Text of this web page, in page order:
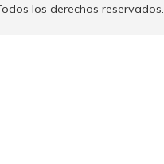
los derechos reservados.